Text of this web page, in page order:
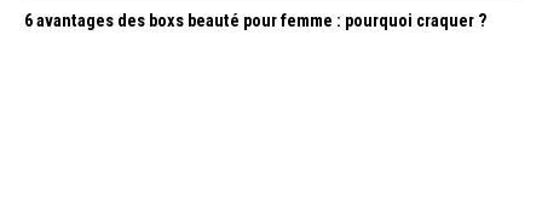
6 avantages des boxs beauté pour femme : pourquoi craquer ?